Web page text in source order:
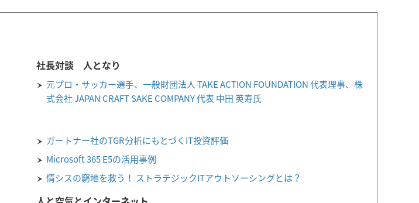
社長対談 人となり
元プロ・サッカー選手、一般財団法人 TAKE ACTION FOUNDATION 代表理事、株
式会社 JAPAN CRAFT SAKE COMPANY 代表 中田 英寿氏
ガートナー社のTGR分析にもとづくIT投資評価
Microsoft 365 E5の活用事例
情シスの窮地を救う！ ストラテジックITアウトソーシングとは？